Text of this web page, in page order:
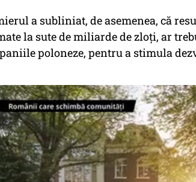
a subliniat, de asemenea, că
la sute de miliarde de zloți, ar
poloneze, pentru a stimula